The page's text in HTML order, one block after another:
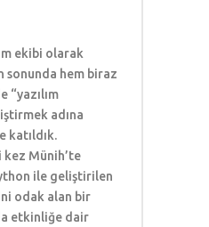
ekibi olarak
sonunda hem biraz
“yazılım
adına
katıldık.
kez Münih’te
ile geliştirilen
odak alan bir
etkinliğe dair